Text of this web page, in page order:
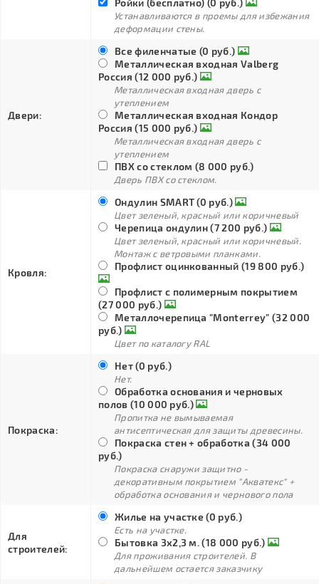
Ройки (бесплатно) (0 руб.)
Устанавливаются в проемы для избежания
деформации стены.
Двери:
Все филенчатые (0 руб.)
Металлическая входная Valberg
Россия (12 000 руб.)
Металлическая входная дверь с
утеплением
Металлическая входная Кондор
Россия (15 000 руб.)
Металлическая входная дверь с
утеплением
ПВХ со стеклом (8 000 руб.)
Дверь ПВХ со стеклом.
Кровля:
Ондулин SMART (0 руб.)
Цвет зеленый, красный или коричневый
Черепица ондулин (7 200 руб.)
Цвет зеленый, красный или коричневый.
Монтаж с ветровыми планками.
Профлист оцинкованный (19 800 руб.)
Профлист с полимерным покрытием
(27 000 руб.)
Металлочерепица "Monterrey" (32 000
руб.)
Цвет по каталогу RAL
Покраска:
Нет (0 руб.)
Нет.
Обработка основания и черновых
полов (10 000 руб.)
Пропитка не вымываемая
антисептическая для защиты древесины.
Покраска стен + обработка (34 000
руб.)
Покраска снаружи защитно -
декоративным покрытием "Акватекс" +
обработка основания и чернового пола
Для
строителей:
Жилье на участке (0 руб.)
Есть на участке.
Бытовка 3х2,3 м. (18 000 руб.)
Для проживания строителей. В
дальнейшем остается заказчику